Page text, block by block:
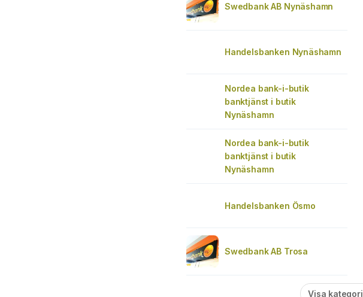
Swedbank AB Nynäshamn
Handelsbanken Nynäshamn
Nordea bank-i-butik
banktjänst i butik
Nynäshamn
Nordea bank-i-butik
banktjänst i butik
Nynäshamn
Handelsbanken Ösmo
Swedbank AB Trosa
Visa kategori